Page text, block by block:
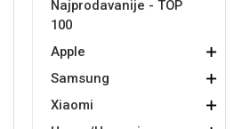
Najprodavanije - TOP
100
Apple
Samsung
Xiaomi
Babe
Samsung
Samsung
Držači za romobil
USB kablovi
FM Transmitteri